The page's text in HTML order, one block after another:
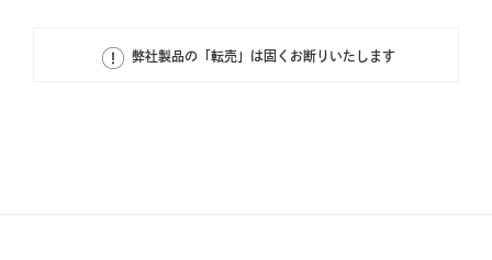
弊社製品の「転売」は固くお断りいたします